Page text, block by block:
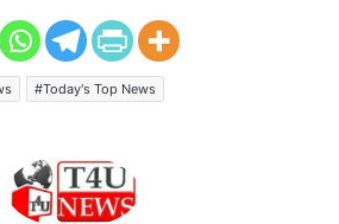
#Today's Top News